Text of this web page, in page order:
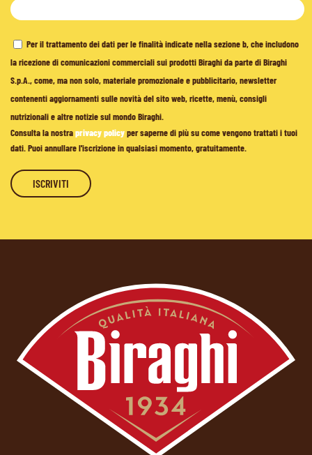
Per il trattamento dei dati per le finalità indicate nella sezione b, che includono
la ricezione di comunicazioni commerciali sui prodotti Biraghi da parte di Biraghi
S.p.A., come, ma non solo, materiale promozionale e pubblicitario, newsletter
contenenti aggiornamenti sulle novità del sito web, ricette, menù, consigli
nutrizionali e altre notizie sul mondo Biraghi.
Consulta la nostraprivacy policyper saperne di più su come vengono trattati i tuoi
dati. Puoi annullare l'iscrizione in qualsiasi momento, gratuitamente.